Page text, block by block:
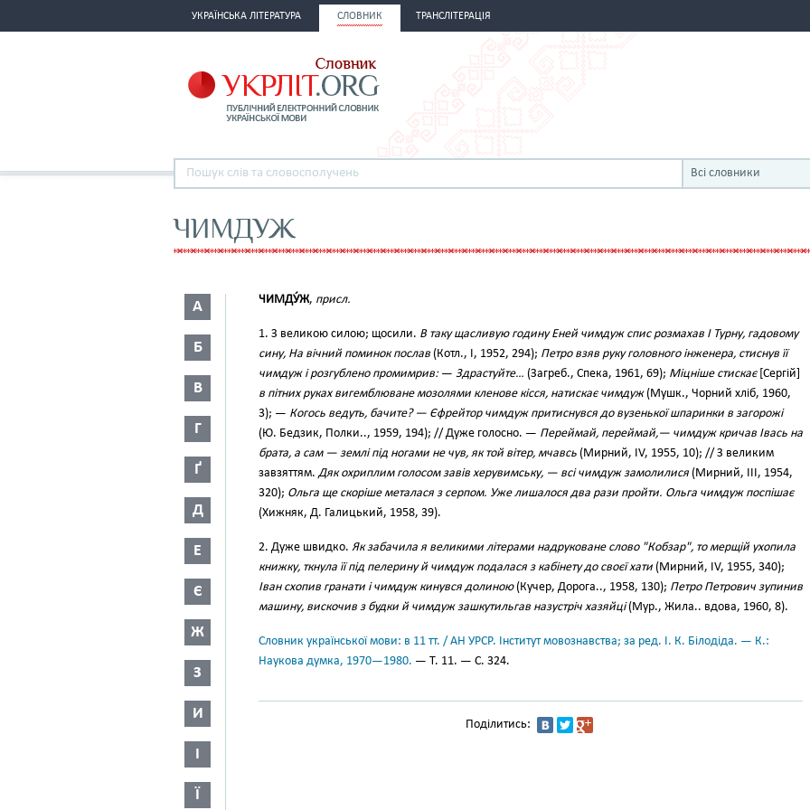
УКРАЇНСЬКА ЛІТЕРАТУРА СЛОВНИК ТРАНСЛІТЕРАЦІЯ
Всі словники
ЧИМДУЖ
А
Б
В
Г
Ґ
Д
Е
Є
Ж
З
И
І
Ї
ЧИМДУ́Ж, присл.
1. З великою силою; щосили. В таку щасливую годину Еней чимдуж спис розмахав І Турну, гадовому
сину, На вічний поминок послав (Котл., І, 1952, 294); Петро взяв руку головного інженера, стиснув її
чимдуж і розгублено промимрив: — Здрастуйте… (Загреб., Спека, 1961, 69); Міцніше стискає[Сергій]
в пітних руках вигемблюване мозолями кленове кісся, натискає чимдуж(Мушк., Чорний хліб, 1960,
3); — Когось ведуть, бачите? — Єфрейтор чимдуж притиснувся до вузенької шпаринки в загорожі
(Ю. Бедзик, Полки.., 1959, 194); // Дуже голосно. — Переймай, переймай,— чимдуж кричав Івась на
брата, а сам — землі під ногами не чув, як той вітер, мчавсь (Мирний, IV, 1955, 10); // З великим
завзяттям.Дяк охриплим голосом завів херувимську, — всі чимдуж замолилися (Мирний, III, 1954,
320); Ольга ще скоріше металася з серпом. Уже лишалося два рази пройти. Ольга чимдуж поспішає
(Хижняк, Д. Галицький, 1958, 39).
2. Дуже швидко. Як забачила я великими літерами надруковане слово "Кобзар", то мерщій ухопила
книжку, ткнула її під пелерину й чимдуж подалася з кабінету до своєї хати (Мирний, IV, 1955, 340);
Іван схопив гранати і чимдуж кинувся долиною(Кучер, Дорога.., 1958, 130); Петро Петрович зупинив
машину, вискочив з будки й чимдуж зашкутильгав назустріч хазяйці(Мур., Жила.. вдова, 1960, 8).
Словник української мови: в 11 тт. / АН УРСР. Інститут мовознавства; за ред. І. К. Білодіда. — К.:
Наукова думка, 1970—1980. — Т. 11. — С. 324.
Поділитись: